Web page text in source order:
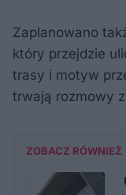
Zaplanowano
który przejdzie
trasy i motyw
trwają rozmowy
ZOBACZ RÓWNIEŻ